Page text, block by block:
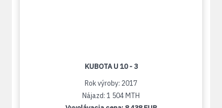
KUBOTA U 10 - 3
Rok výroby: 2017
Nájazd: 1 504 MTH